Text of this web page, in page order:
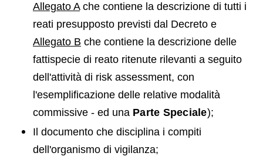
Allegato Ache contiene la descrizione di tutti i
reati presupposto previsti dal Decreto e
Allegato B che contiene la descrizione delle
fattispecie di reato ritenute rilevanti a seguito
dell'attività di risk assessment, con
l'esemplificazione delle relative modalità
commissive - ed una Parte Speciale);
Il documento che disciplina i compiti
dell'organismo di vigilanza;